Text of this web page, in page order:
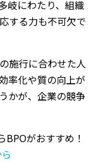
岐にわたり、組織
する力も不可欠で
施行に合わせた人
率化や質の向上が
かが、企業の競争
がおすすめ！